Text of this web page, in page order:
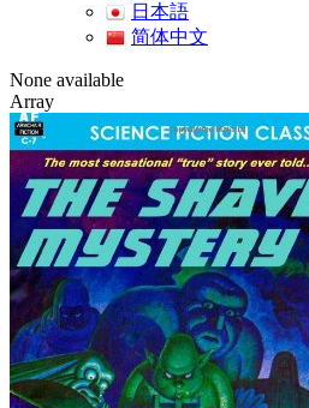
日本語
简体中文
None available
Array